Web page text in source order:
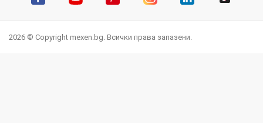
2026 © Copyright mexen.bg. Всички права запазени.